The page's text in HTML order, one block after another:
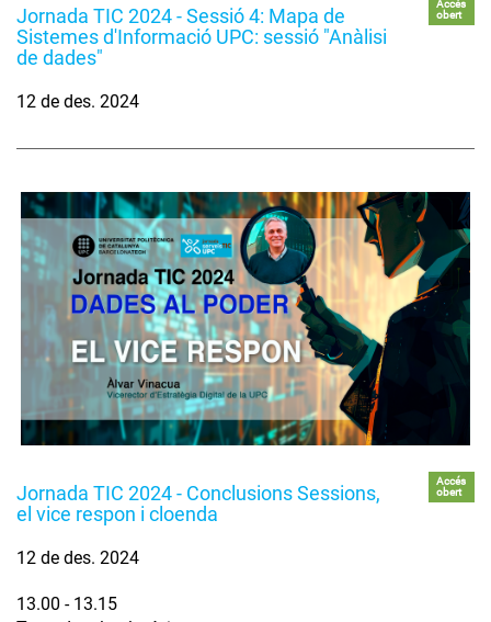
Jornada TIC 2024 - Sessió 4: Mapa de
Sistemes d'Informació UPC: sessió "Anàlisi
de dades"
Accés
obert
12 de des. 2024
Jornada TIC 2024 - Conclusions Sessions,
el vice respon i cloenda
Accés
obert
12 de des. 2024
13.00 - 13.15